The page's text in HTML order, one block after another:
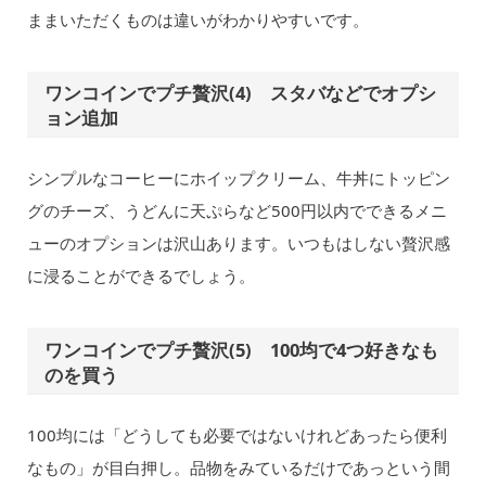
ままいただくものは違いがわかりやすいです。
ワンコインでプチ贅沢(4) スタバなどでオプシ
ョン追加
シンプルなコーヒーにホイップクリーム、牛丼にトッピン
グのチーズ、うどんに天ぷらなど500円以内でできるメニ
ューのオプションは沢山あります。いつもはしない贅沢感
に浸ることができるでしょう。
ワンコインでプチ贅沢(5) 100均で4つ好きなも
のを買う
100均には「どうしても必要ではないけれどあったら便利
なもの」が目白押し。品物をみているだけであっという間